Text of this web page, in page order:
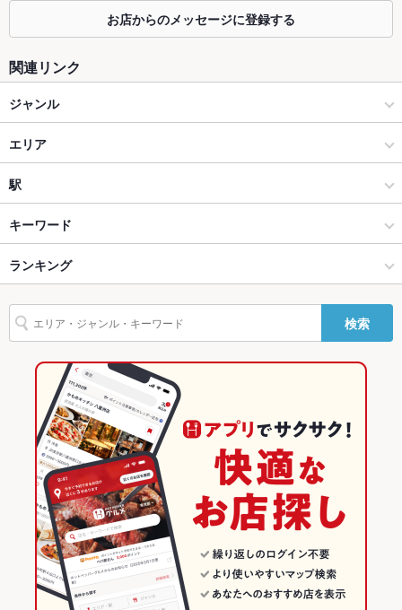
頂けます♪
ソファー なし
テラス席 なし
設備
Wi-Fi
バリアフリ
ー
なし ：お手伝いが必要な方は、お気軽にスタッフまでお声掛け
下さい
駐車場 なし ：※近くにコインパーキングあり
その他設備 ☆★ポイントで購入できるお食事券も発売中です★☆
飲み放題 なし
食べ放題
なし ：食べ放題のメニューはございませんが、お腹一杯お楽し
み頂けます♪
カクテル充実、ワイン充実
お子様連れ お子様連れOK ：ご家族でのご来店もお待ちしております
ウェディン
グパーティ
ご予算に応じてお作りいたします。お気軽にお問い合わせくだ
さい。
お店からのメッセージに登録する
関連リンク
ジャンル
イタリアン・フレンチ
イタリアン
国立・国分寺 × イタリアン・フレンチ
国立・国分寺 × イタリアン
国立駅 × イタリアン・フレンチ
国立駅 × イタリアン
エリア
国立
国立 × イタリアン・フレンチ
国立 × イタリアン
東京
東京 × イタリアン・フレンチ
東京 × イタリアン
駅
国立駅
キーワード
エビ料理
ジェラート
ランキング
東京のグルメランキング
東京のイタリアン・フレンチランキング
東京のイタリアンランキング
国立・国分寺のグルメランキング
国立・国分寺のイタリアン・フレンチランキング
国立・国分寺のイタリアンランキング
国立のグルメランキング
国立のイタリアン・フレンチランキング
検索